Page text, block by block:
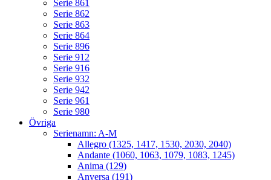
Serie 861
Serie 862
Serie 863
Serie 864
Serie 896
Serie 912
Serie 916
Serie 932
Serie 942
Serie 961
Serie 980
Övriga
Serienamn: A-M
Allegro (1325, 1417, 1530, 2030, 2040)
Andante (1060, 1063, 1079, 1083, 1245)
Anima (129)
Anversa (191)